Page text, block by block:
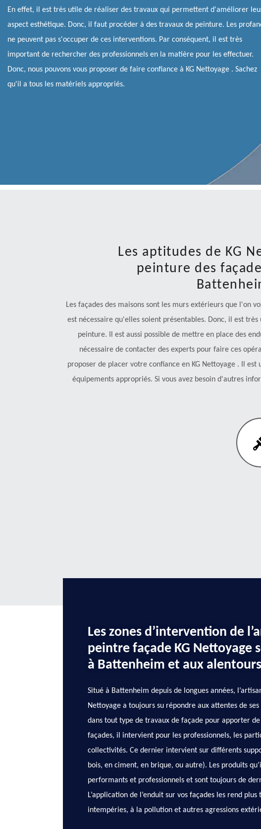
En effet, il est très utile de réaliser des travaux qui permettent d'améliorer
aspect esthétique. Donc, il faut procéder à des travaux de peinture. Les
ne peuvent pas s'occuper de ces interventions. Par conséquent, il est très
important de rechercher des professionnels en la matière pour les effectuer.
Donc, nous pouvons vous proposer de faire confiance à KG Nettoyage . Sachez
qu'il a tous les matériels appropriés.
Les aptitudes de KG
peinture des
Les façades des maisons sont les murs extérieurs que l'on
est nécessaire qu'elles soient présentables. Donc, il est
peinture. Il est aussi possible de mettre en place des
nécessaire de contacter des experts pour faire ces
proposer de placer votre confiance en KG Nettoyage . Il
équipements appropriés. Si vous avez besoin d'autres
Les zones d’intervention de
peintre façade KG Nettoyage
à Battenheim et aux alentours
Situé à Battenheim depuis de longues années,
Nettoyage a toujours su répondre aux attentes de
dans tout type de travaux de façade pour apporter de
façades, il intervient pour les professionnels, les
collectivités. Ce dernier intervient sur différents
bois, en ciment, en brique, ou autre). Les produits
performants et professionnels et sont toujours de
L’application de l’enduit sur vos façades les rend plus
intempéries, à la pollution et autres agressions